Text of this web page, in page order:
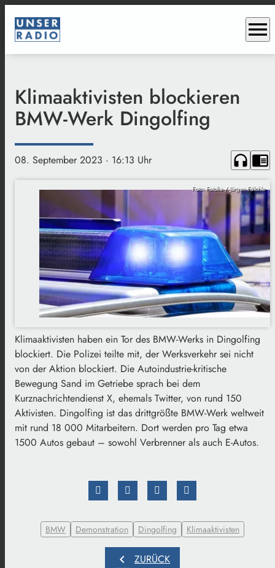
menu
Klimaaktivisten blockieren
BMW-Werk Dingolfing
08. September 2023 · 16:13 Uhr headphones chrome_reader_mode
Foto: Fotolia / Jürgen Fälchle
Klimaaktivisten haben ein Tor des BMW-Werks in Dingolfing
blockiert. Die Polizei teilte mit, der Werksverkehr sei nicht
von der Aktion blockiert. Die Autoindustrie-kritische
Bewegung Sand im Getriebe sprach bei dem
Kurznachrichtendienst X, ehemals Twitter, von rund 150
Aktivisten. Dingolfing ist das drittgrößte BMW-Werk weltweit
mit rund 18 000 Mitarbeitern. Dort werden pro Tag etwa
1500 Autos gebaut – sowohl Verbrenner als auch E-Autos.
BMW Demonstration Dingolfing Klimaaktivisten
chevron_left ZURÜCK